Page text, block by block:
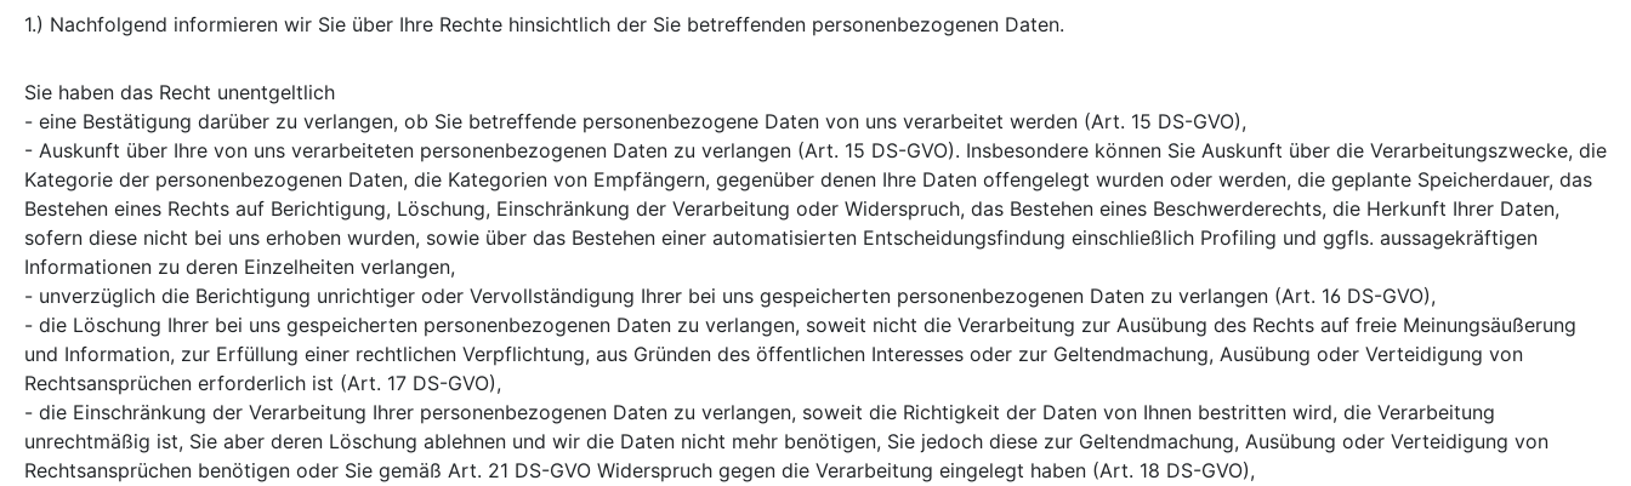
1.) Nachfolgend informieren wir Sie über Ihre Rechte hinsichtlich der Sie betreffenden personenbezogenen Daten.
Sie haben das Recht unentgeltlich
- eine Bestätigung darüber zu verlangen, ob Sie betreffende personenbezogene Daten von uns verarbeitet werden (Art. 15 DS-GVO),
- Auskunft über Ihre von uns verarbeiteten personenbezogenen Daten zu verlangen (Art. 15 DS-GVO). Insbesondere können Sie Auskunft über die Verarbeitungszwecke, die
Kategorie der personenbezogenen Daten, die Kategorien von Empfängern, gegenüber denen Ihre Daten offengelegt wurden oder werden, die geplante Speicherdauer, das
Bestehen eines Rechts auf Berichtigung, Löschung, Einschränkung der Verarbeitung oder Widerspruch, das Bestehen eines Beschwerderechts, die Herkunft Ihrer Daten,
sofern diese nicht bei uns erhoben wurden, sowie über das Bestehen einer automatisierten Entscheidungsfindung einschließlich Profiling und ggfls. aussagekräftigen
Informationen zu deren Einzelheiten verlangen,
- unverzüglich die Berichtigung unrichtiger oder Vervollständigung Ihrer bei uns gespeicherten personenbezogenen Daten zu verlangen (Art. 16 DS-GVO),
- die Löschung Ihrer bei uns gespeicherten personenbezogenen Daten zu verlangen, soweit nicht die Verarbeitung zur Ausübung des Rechts auf freie Meinungsäußerung
und Information, zur Erfüllung einer rechtlichen Verpflichtung, aus Gründen des öffentlichen Interesses oder zur Geltendmachung, Ausübung oder Verteidigung von
Rechtsansprüchen erforderlich ist (Art. 17 DS-GVO),
- die Einschränkung der Verarbeitung Ihrer personenbezogenen Daten zu verlangen, soweit die Richtigkeit der Daten von Ihnen bestritten wird, die Verarbeitung
unrechtmäßig ist, Sie aber deren Löschung ablehnen und wir die Daten nicht mehr benötigen, Sie jedoch diese zur Geltendmachung, Ausübung oder Verteidigung von
Rechtsansprüchen benötigen oder Sie gemäß Art. 21 DS-GVO Widerspruch gegen die Verarbeitung eingelegt haben (Art. 18 DS-GVO),